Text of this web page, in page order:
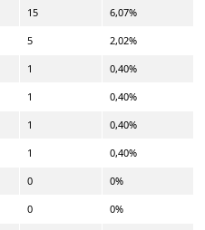
15 6,07%
5 2,02%
1 0,40%
1 0,40%
1 0,40%
1 0,40%
0 0%
0 0%